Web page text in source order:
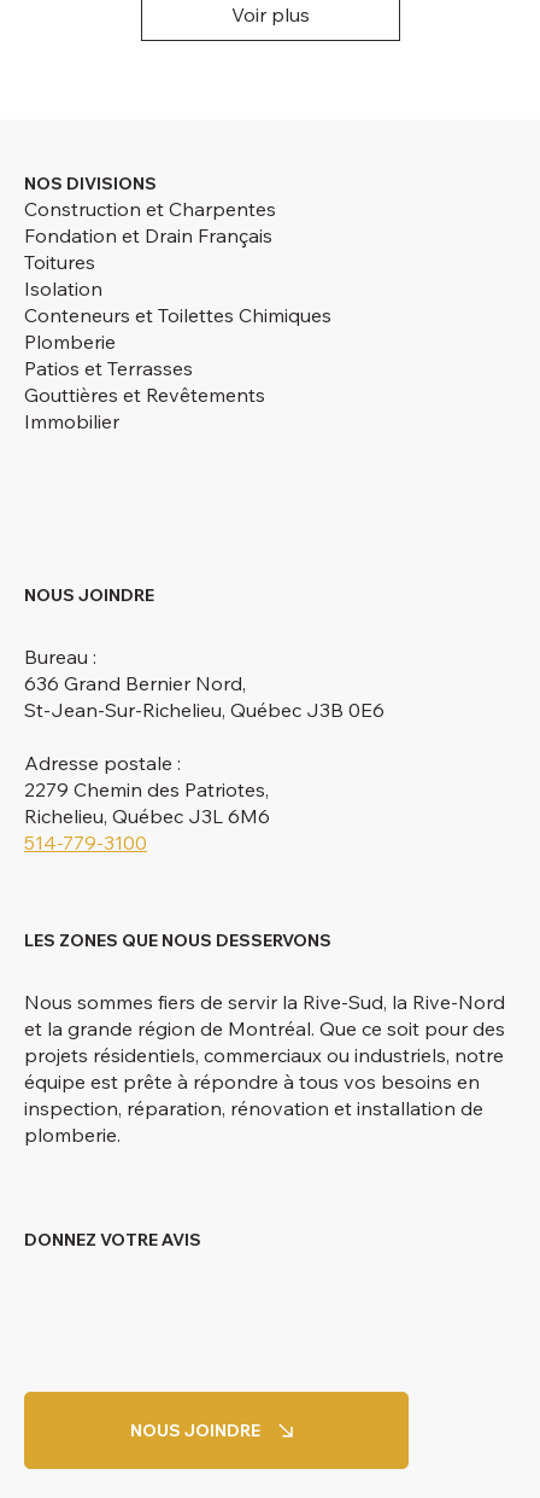
Voir plus
NOS DIVISIONS
Construction et Charpentes
Fondation et Drain Français
Toitures
Isolation
Conteneurs et Toilettes Chimiques
Plomberie
Patios et Terrasses
Gouttières et Revêtements
Immobilier
NOUS JOINDRE
Bureau :
636 Grand Bernier Nord,
St-Jean-Sur-Richelieu, Québec J3B 0E6
Adresse postale :
2279 Chemin des Patriotes,
Richelieu, Québec J3L 6M6
514-779-3100
LES ZONES QUE NOUS DESSERVONS
Nous sommes fiers de servir la Rive-Sud, la Rive-Nord
et la grande région de Montréal. Que ce soit pour des
projets résidentiels, commerciaux ou industriels, notre
équipe est prête à répondre à tous vos besoins en
inspection, réparation, rénovation et installation de
plomberie.
DONNEZ VOTRE AVIS
NOUS JOINDRE